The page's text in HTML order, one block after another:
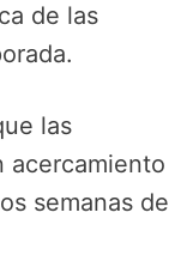
de las
las
acercamiento
semanas de